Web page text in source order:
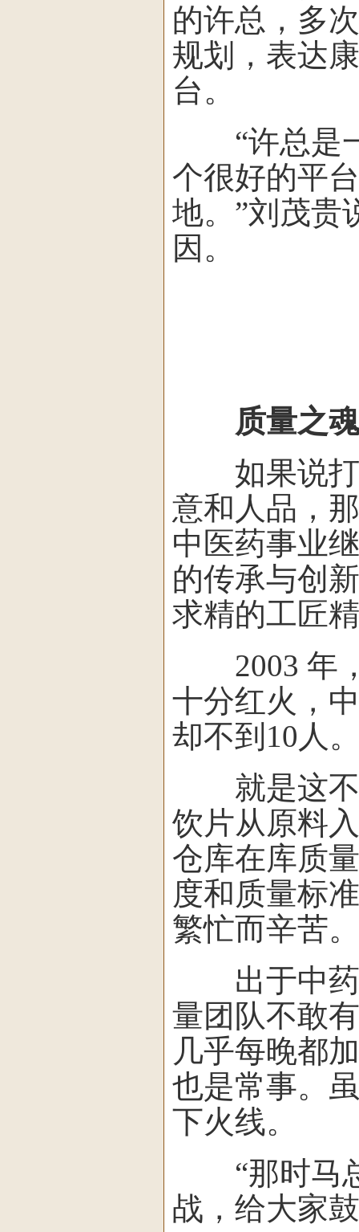
的许总，多
规划，表达
台。
“许总是一
个很好的平
地。”刘茂贵
因。
质量之
如果说打
意和人品，
中医药事业
的传承与创
求精的工匠
2003 年，
十分红火，
却不到10人
就是这不
饮片从原料
仓库在库质
度和质量标
繁忙而辛苦。
出于中药
量团队不敢
几乎每晚都
也是常事。
下火线。
“那时马总
战，给大家